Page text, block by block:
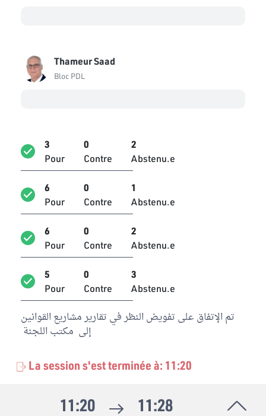
Thameur Saad
Bloc PDL
3
Pour
0
Contre
2
Abstenu.e
6
Pour
0
Contre
1
Abstenu.e
6
Pour
0
Contre
2
Abstenu.e
5
Pour
0
Contre
3
Abstenu.e
تم الإتفاق على تفويض النظر في تقارير مشاريع القوانين
إلى مكتب اللجنة
La session s'est terminée à: 11:20
11:20 11:28